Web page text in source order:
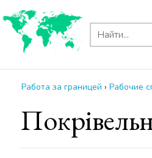
Работа за границей › Рабочие